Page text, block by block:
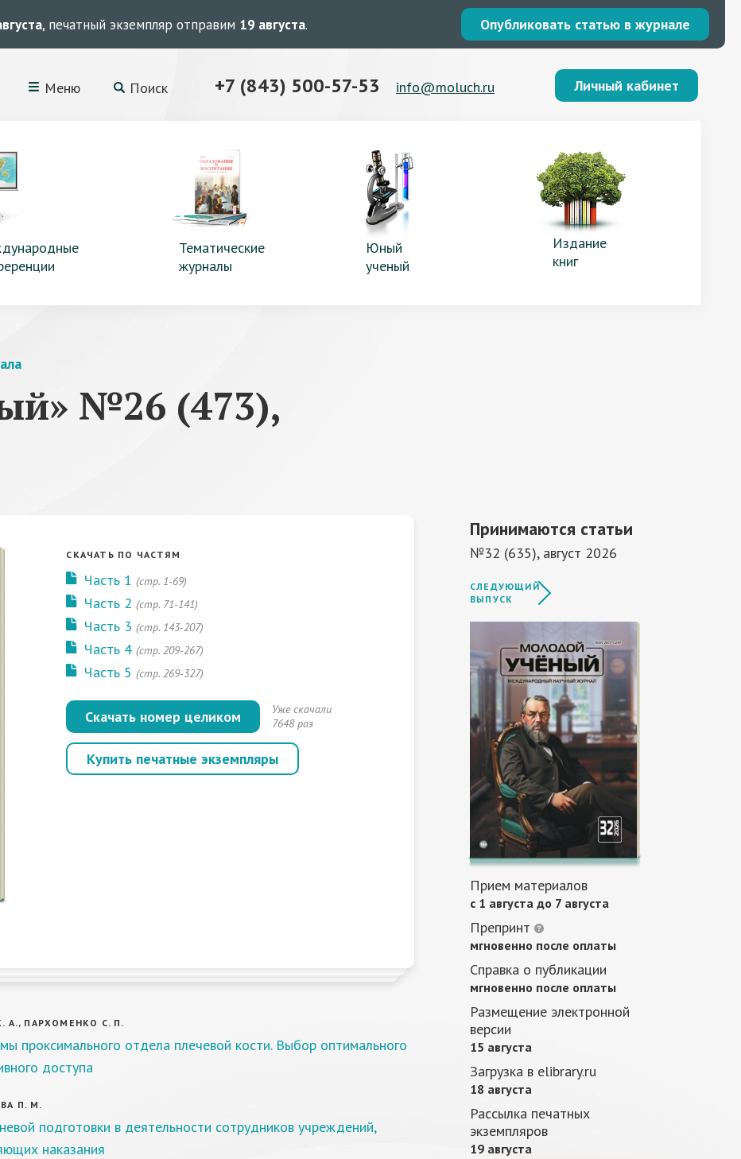
, печатный экземпляр отправим 19 августа. Опубликовать статью в журнале
Меню Поиск +7 (843) 500-57-53 info@moluch.ru Личный кабинет
Тематические
журналы
Юный
ученый
Издание
книг
№26 (473),
СКАЧАТЬ ПО ЧАСТЯМ
Часть 1 (стр. 1-69)
Часть 2 (стр. 71-141)
Часть 3 (стр. 143-207)
Часть 4 (стр. 209-267)
Часть 5 (стр. 269-327)
Скачать номер целиком
Уже скачали
7648 раз
Купить печатные экземпляры
А., ПАРХОМЕНКО С. П.
проксимального отдела плечевой кости. Выбор оптимального
доступа
П. М.
подготовки в деятельности сотрудников учреждений,
наказания
Принимаются статьи
№32 (635), август 2026
СЛЕДУЮЩИЙ
ВЫПУСК
Прием материалов
c 1 августа до 7 августа
Препринт
мгновенно после оплаты
Справка о публикации
мгновенно после оплаты
Размещение электронной
версии
15 августа
Загрузка в elibrary.ru
18 августа
Рассылка печатных
экземпляров
19 августа